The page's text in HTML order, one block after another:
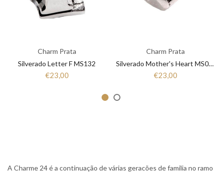
Charm Prata
Silverado Letter F MS132
€23,00
Charm Prata
Silverado Mother's Heart MS064
€23,00
A Charme 24 é a continuação de várias geracões de familia no ramo